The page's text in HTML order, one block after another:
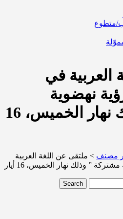
متطوع
العربية في
نهضوية
مشتركة ” وذلك نهار الخميس، 16
مصنف >ملتقى عن اللغة العربية
في مدارسنا: نحو رؤية نهضوية مشتركة ” وذلك نهار الخميس، 16 أيار
Search